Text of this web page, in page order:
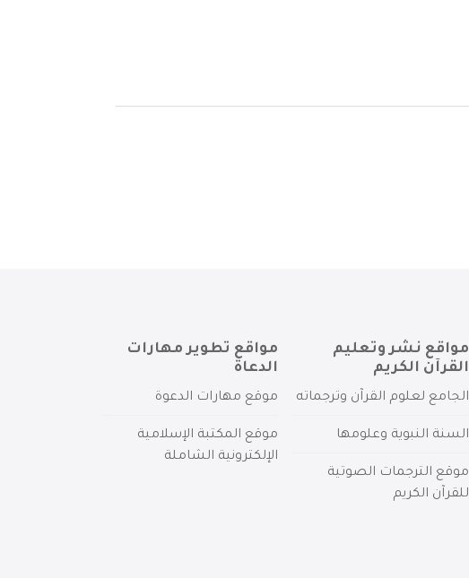
مواقع نشر وتعليم
القرآن الكريم
الجامع لعلوم القرآن وترجماته
السنة النبوية وعلومها
موقع الترجمات الصوتية
للقرآن الكريم
مواقع تطوير مهارات
الدعاة
موقع مهارات الدعوة
موقع المكتبة الإسلامية
الإلكترونية الشاملة